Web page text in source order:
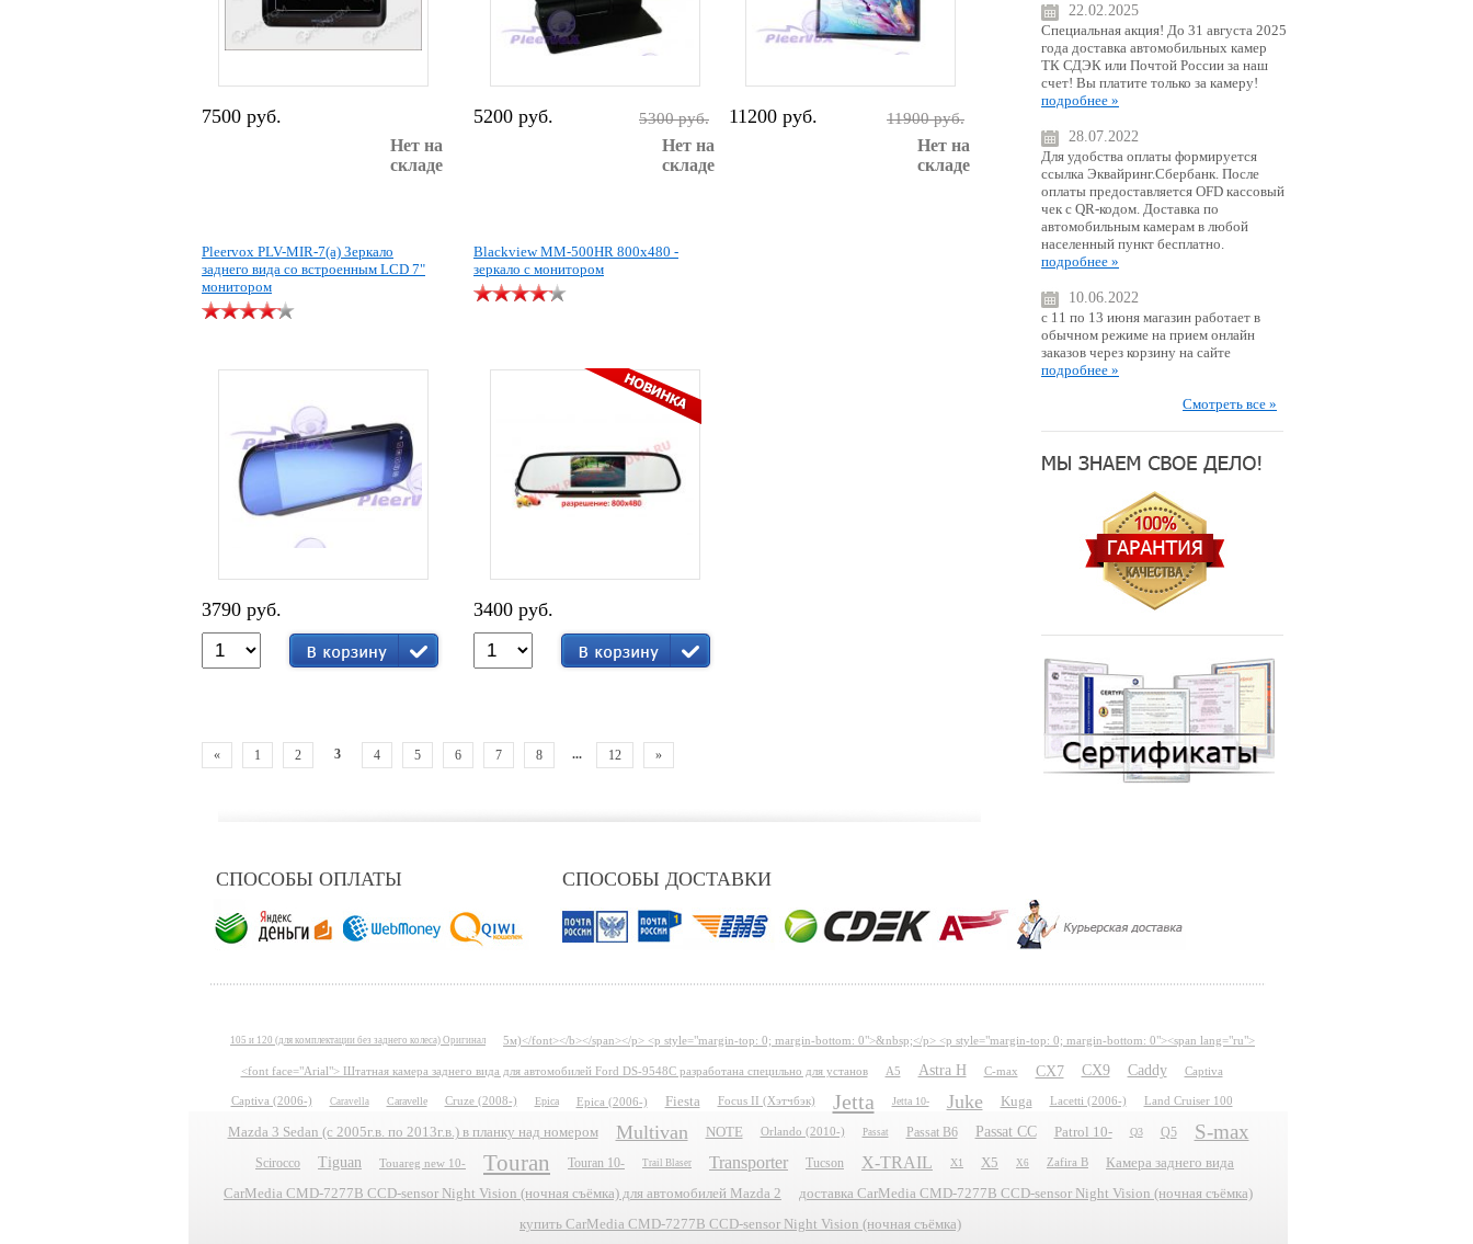
22.02.2025
Специальная акция! До 31 августа 2025
года доставка автомобильных камер
ТК СДЭК или Почтой России за наш
счет! Вы платите только за камеру!
подробнее »
28.07.2022
Для удобства оплаты формируется
ссылка Эквайринг.Сбербанк. После
оплаты предоставляется OFD кассовый
чек с QR-кодом. Доставка по
автомобильным камерам в любой
населенный пункт бесплатно.
подробнее »
10.06.2022
с 11 по 13 июня магазин работает в
обычном режиме на прием онлайн
заказов через корзину на сайте
подробнее »
Смотреть все »
7500 руб.
Нет на
складе
5200 руб. 5300 руб.
Нет на
складе
11200 руб. 11900 руб.
Нет на
складе
Pleervox PLV-MIR-7(a) Зеркало
заднего вида со встроенным LCD 7"
монитором
3790 руб.
Blackview MM-500HR 800x480 -
зеркало с монитором
3400 руб.
« 1 2 3 4 5 6 7 8 ... 12 »
СПОСОБЫ ОПЛАТЫ СПОСОБЫ ДОСТАВКИ
105 и 120 (для комплектации без заднего колеса) Оригинал 5м)</font></b></span></p> <p style="margin-top: 0; margin-bottom: 0">&nbsp;</p> <p style="margin-top: 0; margin-bottom: 0"><span lang="ru">
<font face="Arial"> Штатная камера заднего вида для автомобилей Ford DS-9548C разработана специльно для установ A5 Astra H C-max CX7 CX9 Caddy Captiva
Captiva (2006-) Caravella Caravelle Cruze (2008-) Epica Epica (2006-) Fiesta Focus II (Хэтчбэк) Jetta Jetta 10- Juke Kuga Lacetti (2006-) Land Cruiser 100
Mazda 3 Sedan (с 2005г.в. по 2013г.в.) в планку над номером Multivan NOTE Orlando (2010-) Passat Passat B6 Passat CC Patrol 10- Q3 Q5 S-max
Scirocco Tiguan Touareg new 10- Touran Touran 10- Trail Blaser Transporter Tucson X-TRAIL X1 X5 X6 Zafira B
Камера заднего вида
CarMedia CMD-7277B CCD-sensor Night Vision (ночная съёмка) для автомобилей Mazda 2
доставка CarMedia CMD-7277B CCD-sensor Night Vision (ночная съёмка)
купить CarMedia CMD-7277B CCD-sensor Night Vision (ночная съёмка)